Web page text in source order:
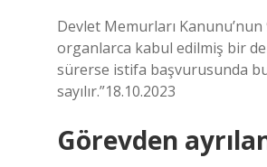
Devlet Memurları
organlarca kabul edilmiş bir
sürerse istifa başvurusunda
sayılır.”18.10.2023
Görevden